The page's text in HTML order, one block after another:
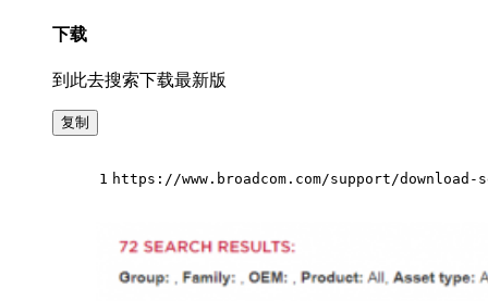
下载
到此去搜索下载最新版
复制
1 https://www.broadcom.com/support/download-